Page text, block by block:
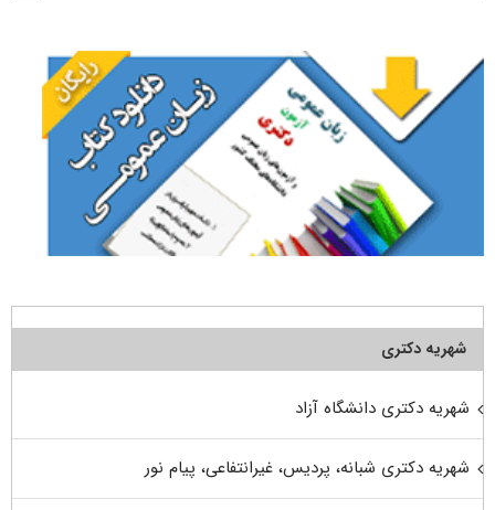
شهریه دکتری
شهریه دکتری دانشگاه آزاد
شهریه دکتری شبانه، پردیس، غیرانتفاعی، پیام نور